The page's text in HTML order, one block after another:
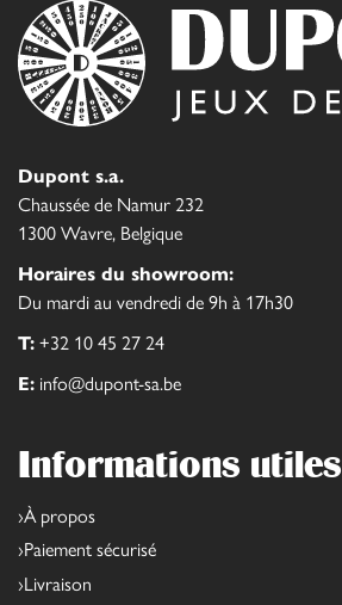
Dupont s.a.
Chaussée de Namur 232
1300 Wavre, Belgique
Horaires du showroom:
Du mardi au vendredi de 9h à 17h30
T: +32 10 45 27 24
E: info@dupont-sa.be
Informations utiles
À propos
Paiement sécurisé
Livraison